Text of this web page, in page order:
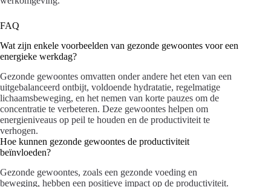
FAQ
Wat zijn enkele voorbeelden van gezonde gewoontes voor een
energieke werkdag?
Gezonde gewoontes omvatten onder andere het eten van een
uitgebalanceerd ontbijt, voldoende hydratatie, regelmatige
lichaamsbeweging, en het nemen van korte pauzes om de
concentratie te verbeteren. Deze gewoontes helpen om
energieniveaus op peil te houden en de productiviteit te
verhogen.
Hoe kunnen gezonde gewoontes de productiviteit
beïnvloeden?
Gezonde gewoontes, zoals een gezonde voeding en
beweging, hebben een positieve impact op de productiviteit.